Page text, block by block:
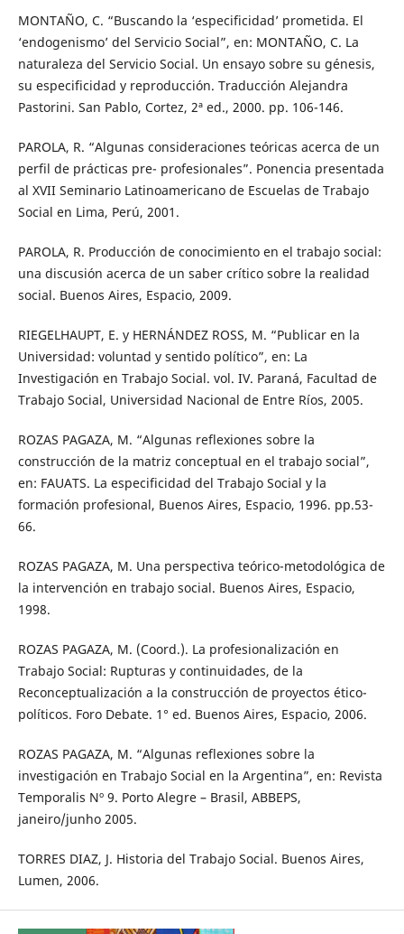
MONTAÑO, C. “Buscando la ‘especificidad’ prometida. El
‘endogenismo’ del Servicio Social”, en: MONTAÑO, C. La
naturaleza del Servicio Social. Un ensayo sobre su génesis,
su especificidad y reproducción. Traducción Alejandra
Pastorini. San Pablo, Cortez, 2ª ed., 2000. pp. 106-146.
PAROLA, R. “Algunas consideraciones teóricas acerca de un
perfil de prácticas pre- profesionales”. Ponencia presentada
al XVII Seminario Latinoamericano de Escuelas de Trabajo
Social en Lima, Perú, 2001.
PAROLA, R. Producción de conocimiento en el trabajo social:
una discusión acerca de un saber crítico sobre la realidad
social. Buenos Aires, Espacio, 2009.
RIEGELHAUPT, E. y HERNÁNDEZ ROSS, M. “Publicar en la
Universidad: voluntad y sentido político”, en: La
Investigación en Trabajo Social. vol. IV. Paraná, Facultad de
Trabajo Social, Universidad Nacional de Entre Ríos, 2005.
ROZAS PAGAZA, M. “Algunas reflexiones sobre la
construcción de la matriz conceptual en el trabajo social”,
en: FAUATS. La especificidad del Trabajo Social y la
formación profesional, Buenos Aires, Espacio, 1996. pp.53-
66.
ROZAS PAGAZA, M. Una perspectiva teórico-metodológica de
la intervención en trabajo social. Buenos Aires, Espacio,
1998.
ROZAS PAGAZA, M. (Coord.). La profesionalización en
Trabajo Social: Rupturas y continuidades, de la
Reconceptualización a la construcción de proyectos ético-
políticos. Foro Debate. 1° ed. Buenos Aires, Espacio, 2006.
ROZAS PAGAZA, M. “Algunas reflexiones sobre la
investigación en Trabajo Social en la Argentina”, en: Revista
Temporalis Nº 9. Porto Alegre – Brasil, ABBEPS,
janeiro/junho 2005.
TORRES DIAZ, J. Historia del Trabajo Social. Buenos Aires,
Lumen, 2006.